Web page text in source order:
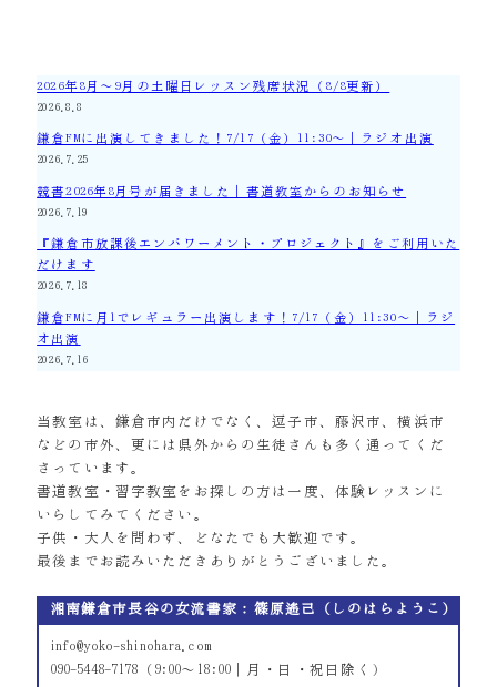
2026年8月～9月の土曜日レッスン残席状況（8/8更新）
2026.8.8
鎌倉FMに出演してきました！7/17（金）11:30～｜ラジオ出演
2026.7.25
競書2026年8月号が届きました｜書道教室からのお知らせ
2026.7.19
『鎌倉市放課後エンパワーメント・プロジェクト』をご利用いた
だけます
2026.7.18
鎌倉FMに月1でレギュラー出演します！7/17（金）11:30～｜ラジ
オ出演
2026.7.16
当教室は、鎌倉市内だけでなく、逗子市、藤沢市、横浜市
などの市外、更には県外からの生徒さんも多く通ってくだ
さっています。
書道教室・習字教室をお探しの方は一度、体験レッスンに
いらしてみてください。
子供・大人を問わず、どなたでも大歓迎です。
最後までお読みいただきありがとうございました。
湘南鎌倉市長谷の女流書家：篠原遙己（しのはらようこ）
info@yoko-shinohara.com
090-5448-7178（9:00～18:00｜月・日・祝日除く）